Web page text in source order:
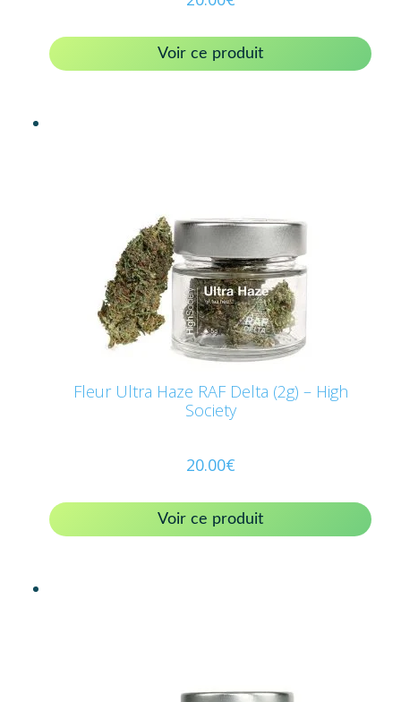
Voir ce produit
Fleur Ultra Haze RAF Delta (2g) – High
Society
20.00€
Voir ce produit